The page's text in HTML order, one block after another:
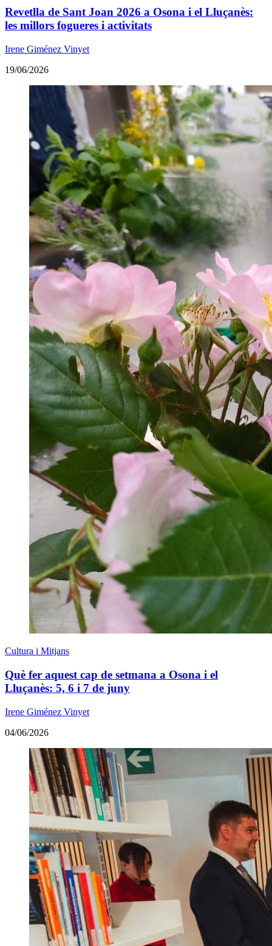
Revetlla de Sant Joan 2026 a Osona i el Lluçanès:
les millors fogueres i activitats
Irene Giménez Vinyet
19/06/2026
Cultura i Mitjans
Què fer aquest cap de setmana a Osona i el
Lluçanès: 5, 6 i 7 de juny
Irene Giménez Vinyet
04/06/2026